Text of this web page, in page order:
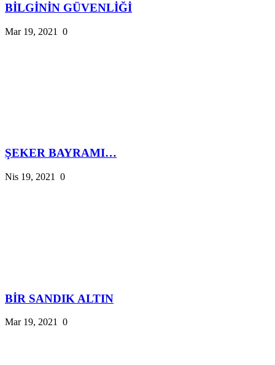
BİLGİNİN GÜVENLİĞİ
Mar 19, 2021 0
ŞEKER BAYRAMI…
Nis 19, 2021 0
BİR SANDIK ALTIN
Mar 19, 2021 0